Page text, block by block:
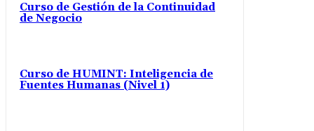
Curso de Gestión de la Continuidad
de Negocio
Curso de HUMINT: Inteligencia de
Fuentes Humanas (Nivel 1)